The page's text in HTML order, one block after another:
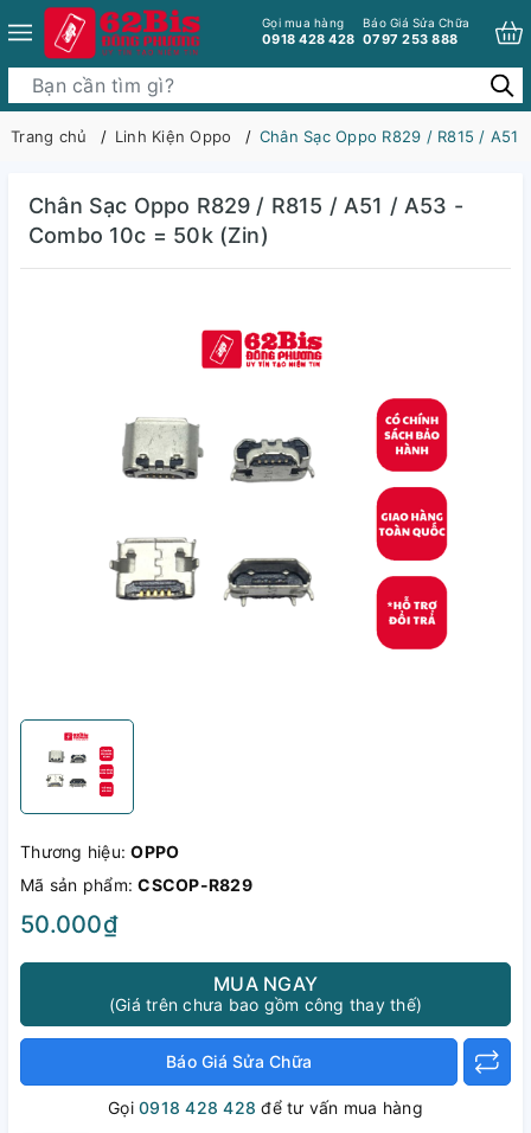
Gọi mua hàng
0918 428 428
Báo Giá Sửa Chữa
0797 253 888
Trang chủ Linh Kiện Oppo Chân Sạc Oppo R829 / R815 /
Chân Sạc Oppo R829 / R815 / A51 / A53 -
Combo 10c = 50k (Zin)
Thương hiệu:OPPO
Mã sản phẩm:CSCOP-R829
50.000₫
MUA NGAY
(Giá trên chưa bao gồm công thay thế)
Báo Giá Sửa Chữa
Gọi0918 428 428 để tư vấn mua hàng